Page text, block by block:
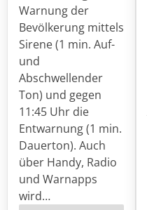
Warnung der
Bevölkerung mittels
Sirene (1 min. Auf-
und
Abschwellender
Ton) und gegen
11:45 Uhr die
Entwarnung (1 min.
Dauerton). Auch
über Handy, Radio
und Warnapps
wird…